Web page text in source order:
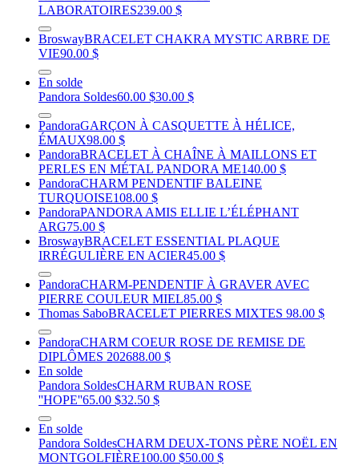
LABORATOIRES239.00 $
BroswayBRACELET CHAKRA MYSTIC ARBRE DE
VIE90.00 $
En solde
Pandora Soldes60.00 $30.00 $
PandoraGARÇON À CASQUETTE À HÉLICE,
ÉMAUX98.00 $
PandoraBRACELET À CHAÎNE À MAILLONS ET
PERLES EN MÉTAL PANDORA ME140.00 $
PandoraCHARM PENDENTIF BALEINE
TURQUOISE108.00 $
PandoraPANDORA AMIS ELLIE L’ÉLÉPHANT
ARG75.00 $
BroswayBRACELET ESSENTIAL PLAQUE
IRRÉGULIÈRE EN ACIER45.00 $
PandoraCHARM-PENDENTIF À GRAVER AVEC
PIERRE COULEUR MIEL85.00 $
Thomas SaboBRACELET PIERRES MIXTES 98.00 $
PandoraCHARM COEUR ROSE DE REMISE DE
DIPLÔMES 202688.00 $
En solde
Pandora SoldesCHARM RUBAN ROSE
''HOPE''65.00 $32.50 $
En solde
Pandora SoldesCHARM DEUX-TONS PÈRE NOËL EN
MONTGOLFIÈRE100.00 $50.00 $